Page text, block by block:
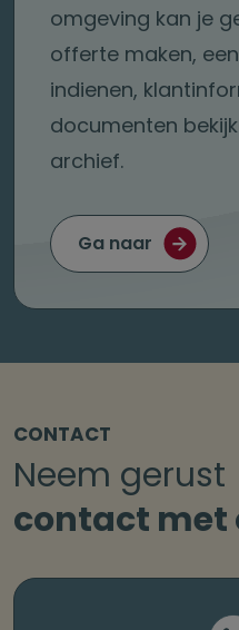
omgeving kan je
offerte maken,
indienen,
documenten
archief.
Ga naar
CONTACT
Neem gerust
contact met